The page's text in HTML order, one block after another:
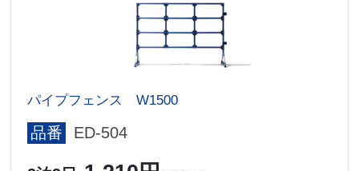
パイプフェンス W1500
品番 ED-504